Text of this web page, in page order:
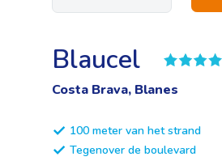
Blaucel
Costa Brava, Blanes
100 meter van het strand
Tegenover de boulevard